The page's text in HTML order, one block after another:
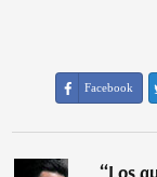
Facebook